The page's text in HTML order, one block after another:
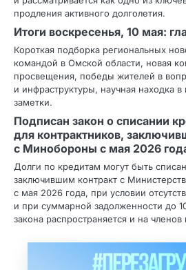
продления активного долголетия.
Итоги воскресенья, 10 мая:
Короткая подборка региональных
командой в Омской области, новая
просвещения, победы жителей в
и инфраструктуры, научная находка
заметки.
Подписан закон о списании
для контрактников,
с Минобороны с мая 2026
Долги по кредитам могут быть
заключившим контракт с
с мая 2026 года, при условии
и при суммарной задолженности до
закона распространяется и на